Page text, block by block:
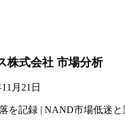
株式会社 市場分析
月21日
を記録 | NAND市場低迷